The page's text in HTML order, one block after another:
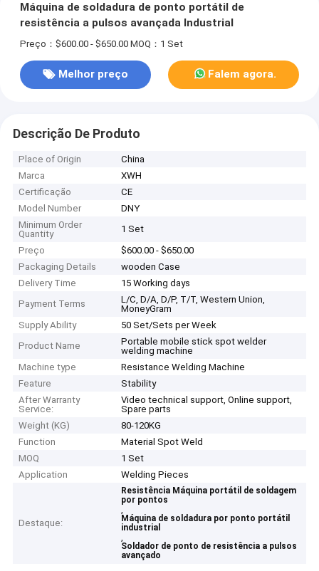
Máquina de soldadura de ponto portátil de
resistência a pulsos avançada Industrial
Preço：$600.00 - $650.00 MOQ：1 Set
Melhor preço Falem agora.
Descrição De Produto
Place of Origin
China
Marca
XWH
Certificação
CE
Model Number
DNY
Minimum Order
Quantity
1 Set
Preço
$600.00 - $650.00
Packaging Details
wooden Case
Delivery Time
15 Working days
Payment Terms
L/C, D/A, D/P, T/T, Western Union,
MoneyGram
Supply Ability
50 Set/Sets per Week
Product Name
Portable mobile stick spot welder
welding machine
Machine type
Resistance Welding Machine
Feature
Stability
After Warranty
Service:
Video technical support, Online support,
Spare parts
Weight (KG)
80-120KG
Function
Material Spot Weld
MOQ
1 Set
Application
Welding Pieces
Destaque:
Resistência Máquina portátil de soldagem
por pontos
,
Máquina de soldadura por ponto portátil
industrial
,
Soldador de ponto de resistência a pulsos
avançado